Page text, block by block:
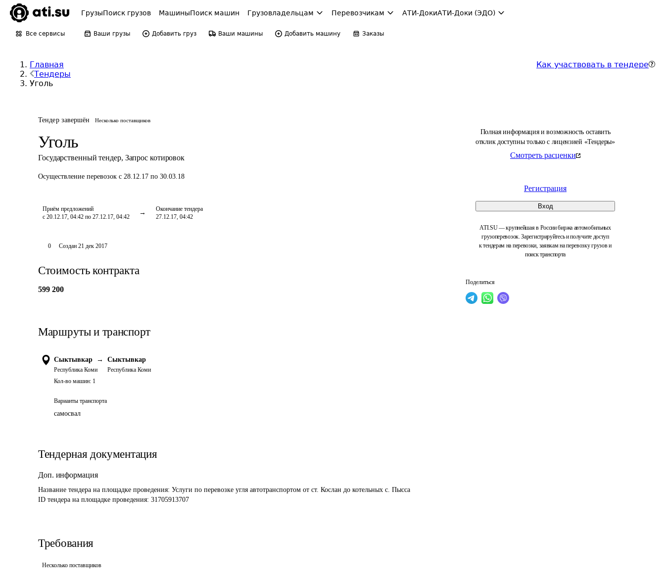
ГрузыПоиск грузов МашиныПоиск машин Грузовладельцам Перевозчикам АТИ-ДокиАТИ-Доки (ЭДО)
Все сервисы Ваши грузы Добавить груз Ваши машины Добавить машину Заказы
Главная
Тендеры
Уголь
Как участвовать в тендере
Тендер завершён Несколько поставщиков
Уголь
Государственный тендер, Запрос котировок
Осуществление перевозок с 28.12.17 по 30.03.18
Приём предложений
с 20.12.17, 04:42 по 27.12.17, 04:42
Окончание тендера
27.12.17, 04:42
Полная информация и возможность оставить
отклик доступны только с лицензией «Тендеры»
Смотреть расценки
Регистрация
Вход
ATI.SU — крупнейшая в России биржа автомобильных
грузоперевозок. Зарегистрируйтесь и получите доступ
к тендерам на перевозки, заявкам на перевозку грузов и
поиск транспорта
Поделиться
0 Создан 21 дек 2017
Стоимость контракта
599 200
Маршруты и транспорт
Сыктывкар →
Республика Коми
Сыктывкар
Республика Коми
Кол-во машин: 1
Варианты транспорта
самосвал
Тендерная документация
Доп. информация
Название тендера на площадке проведения: Услуги по перевозке угля автотранспортом от ст. Кослан до котельных с. Пысса
ID тендера на площадке проведения: 31705913707
Требования
Несколько поставщиков